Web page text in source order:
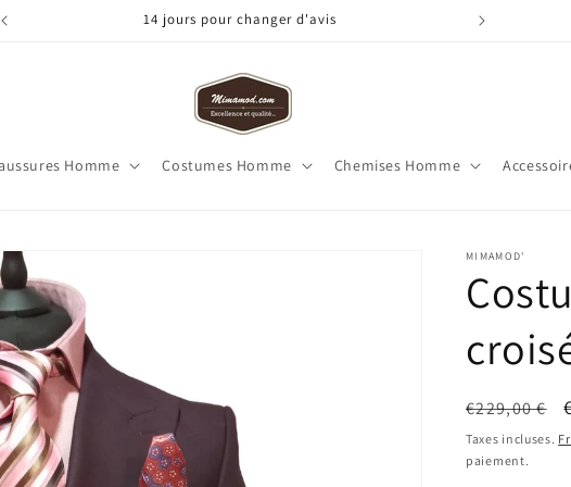
14 jours pour changer d'avis
Homme Costumes Homme Chemises Homme
MIMAMOD'
Prix
habituel
€229,00 €
Taxes incluses.
paiement.